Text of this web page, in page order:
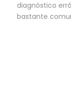
diagnóstico
bastante